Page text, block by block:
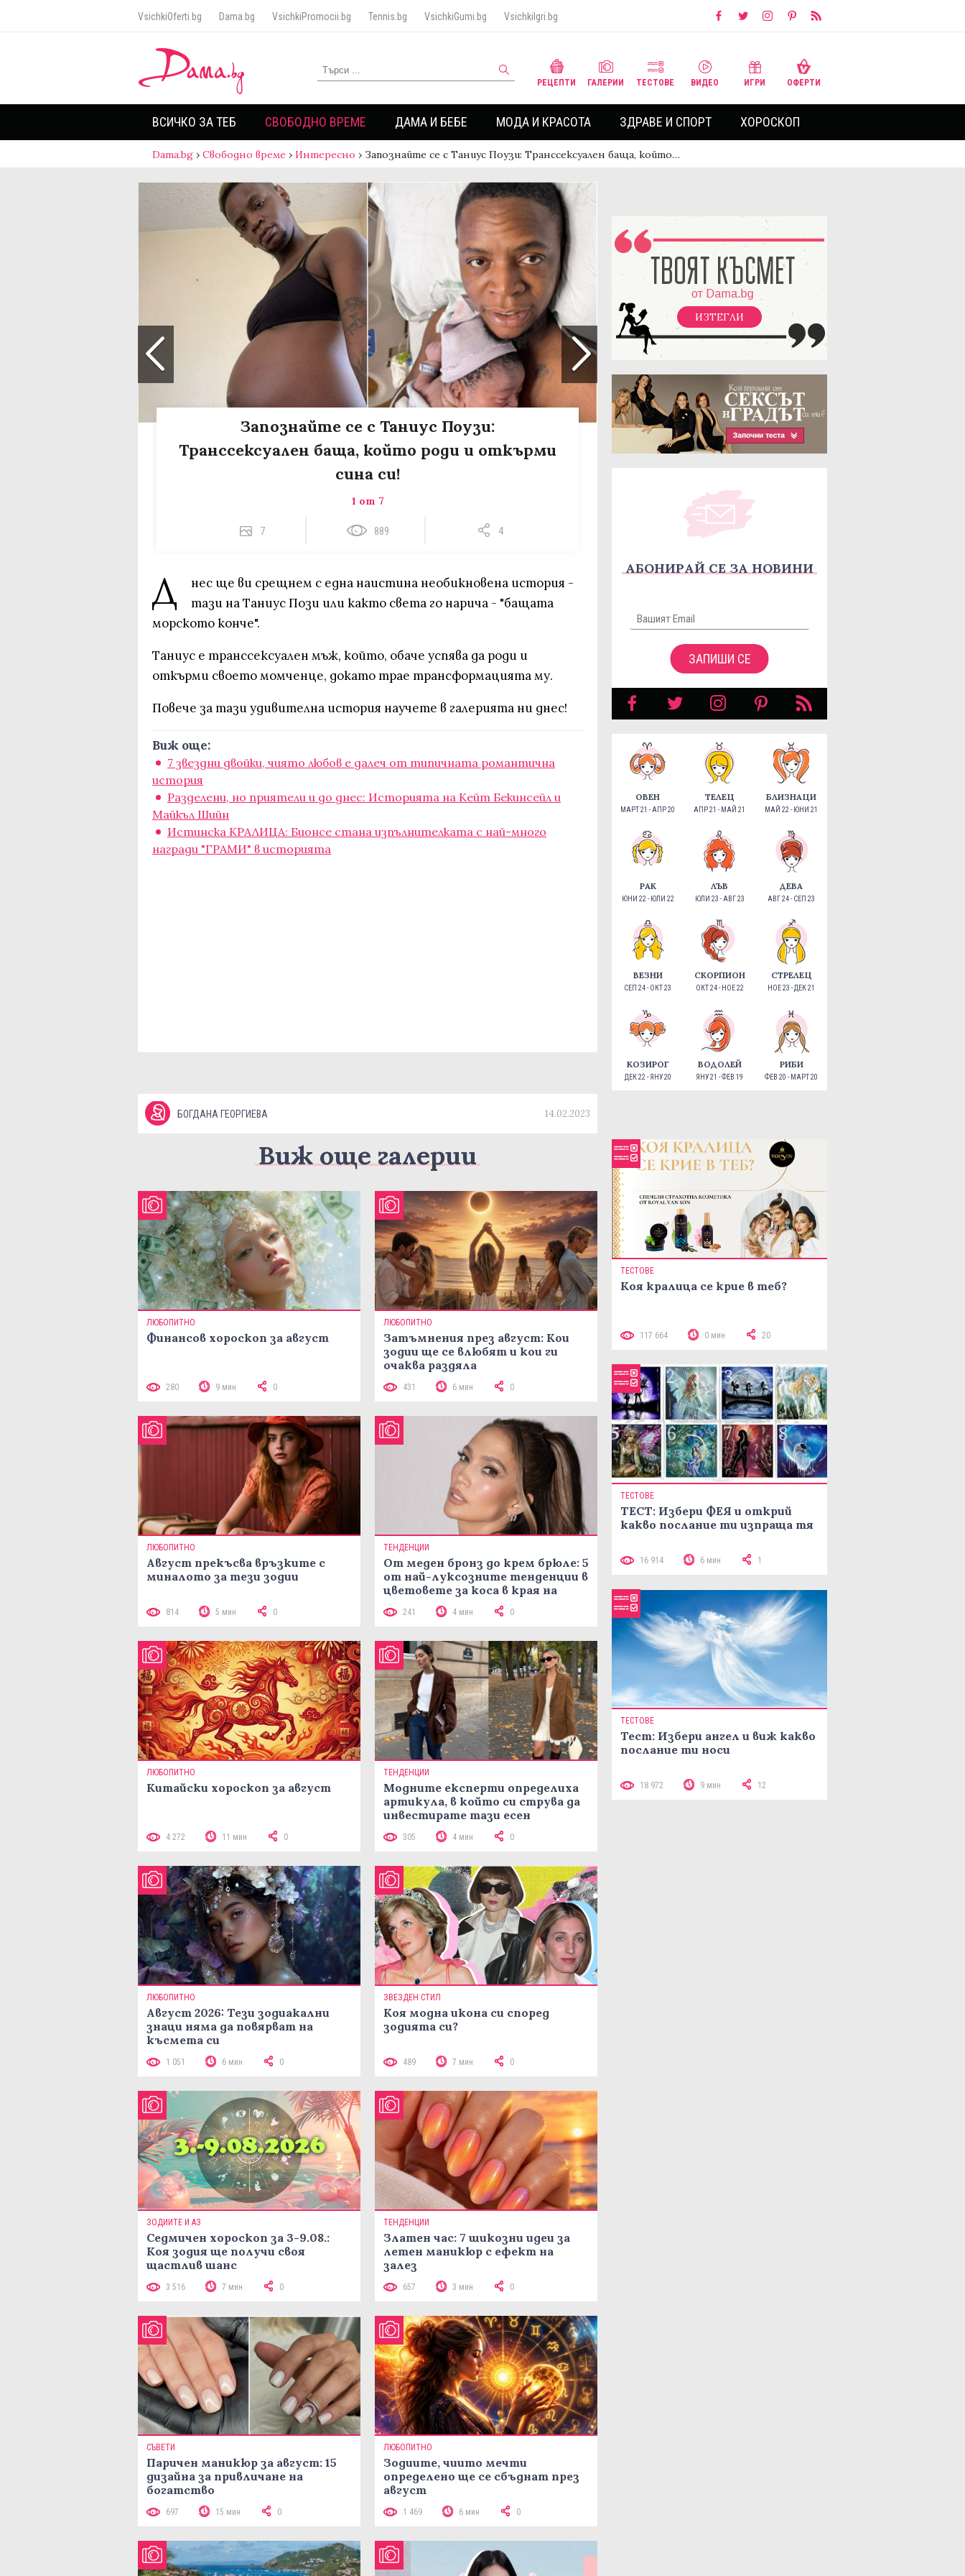
VsichkiOferti.bg Dama.bg VsichkiPromocii.bg Tennis.bg VsichkiGumi.bg VsichkiIgri.bg
РЕЦЕПТИ ГАЛЕРИИ ТЕСТОВЕ ВИДЕО ИГРИ ОФЕРТИ
ВСИЧКО ЗА ТЕБ СВОБОДНО ВРЕМЕ ДАМА И БЕБЕ МОДА И КРАСОТА ЗДРАВЕ И СПОРТ ХОРОСКОП
Dama.bg › Свободно време › Интересно › Запознайте се с Таниус Поузи: Транссексуален баща, който…
Запознайте се с Таниус Поузи:
Транссексуален баща, който роди и откърми
сина си!
1 от 7
7 889 4
Д
нес ще ви срещнем с една наистина необикновена история -
тази на Таниус Пози или както света го нарича - "бащата
морското конче".
Таниус е транссексуален мъж, който, обаче успява да роди и
откърми своето момченце, докато трае трансформацията му.
Повече за тази удивителна история научете в галерията ни днес!
Виж още:
7 звездни двойки, чиято любов е далеч от типичната романтична
история
Разделени, но приятели и до днес: Историята на Кейт Бекинсейл и
Майкъл Шийн
Истинска КРАЛИЦА: Бионсе стана изпълнителката с най-много
награди "ГРАМИ" в историята
БОГДАНА ГЕОРГИЕВА 14.02.2023
Виж още галерии
ЛЮБОПИТНО
Финансов хороскоп за август
280 9 мин 0
ЛЮБОПИТНО
Затъмнения през август: Кои
зодии ще се влюбят и кои ги
очаква раздяла
431 6 мин 0
ЛЮБОПИТНО
Август прекъсва връзките с
миналото за тези зодии
814 5 мин 0
ТЕНДЕНЦИИ
От меден бронз до крем брюле: 5
от най-луксозните тенденции в
цветовете за коса в края на
241 4 мин 0
ЛЮБОПИТНО
Китайски хороскоп за август
4 272 11 мин 0
ТЕНДЕНЦИИ
Модните експерти определиха
артикула, в който си струва да
инвестирате тази есен
305 4 мин 0
ЛЮБОПИТНО
Август 2026: Тези зодиакални
знаци няма да повярват на
късмета си
1 051 6 мин 0
ЗВЕЗДЕН СТИЛ
Коя модна икона си според
зодията си?
489 7 мин 0
ЗОДИИТЕ И АЗ
Седмичен хороскоп за 3-9.08.:
Коя зодия ще получи своя
щастлив шанс
3 516 7 мин 0
ТЕНДЕНЦИИ
Златен час: 7 шикозни идеи за
летен маникюр с ефект на
залез
657 3 мин 0
СЪВЕТИ
Паричен маникюр за август: 15
дизайна за привличане на
богатство
697 15 мин 0
ЛЮБОПИТНО
Зодиите, чиито мечти
определено ще се сбъднат през
август
1 469 6 мин 0
ИЗТЕГЛИ
АБОНИРАЙ СЕ ЗА НОВИНИ
ЗАПИШИ СЕ
ОВЕН
МАРТ 21 - АПР 20
ТЕЛЕЦ
АПР 21 - МАЙ 21
БЛИЗНАЦИ
МАЙ 22 - ЮНИ 21
РАК
ЮНИ 22 - ЮЛИ 22
ЛЪВ
ЮЛИ 23 - АВГ 23
ДЕВА
АВГ 24 - СЕП 23
ВЕЗНИ
СЕП 24 - ОКТ 23
СКОРПИОН
ОКТ 24 - НОЕ 22
СТРЕЛЕЦ
НОЕ 23 - ДЕК 21
КОЗИРОГ
ДЕК 22 - ЯНУ 20
ВОДОЛЕЙ
ЯНУ 21 - ФЕВ 19
РИБИ
ФЕВ 20 - МАРТ 20
ТЕСТОВЕ
Коя кралица се крие в теб?
117 664 0 мин 20
ТЕСТОВЕ
ТЕСТ: Избери ФЕЯ и открий
какво послание ти изпраща тя
16 914 6 мин 1
ТЕСТОВЕ
Тест: Избери ангел и виж какво
послание ти носи
18 972 9 мин 12